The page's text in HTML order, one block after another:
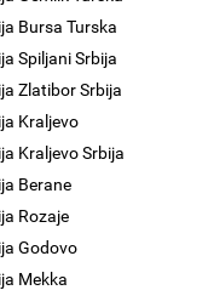
Bursa Turska
Spiljani Srbija
Zlatibor Srbija
Kraljevo
Kraljevo Srbija
Berane
Rozaje
Godovo
Mekka